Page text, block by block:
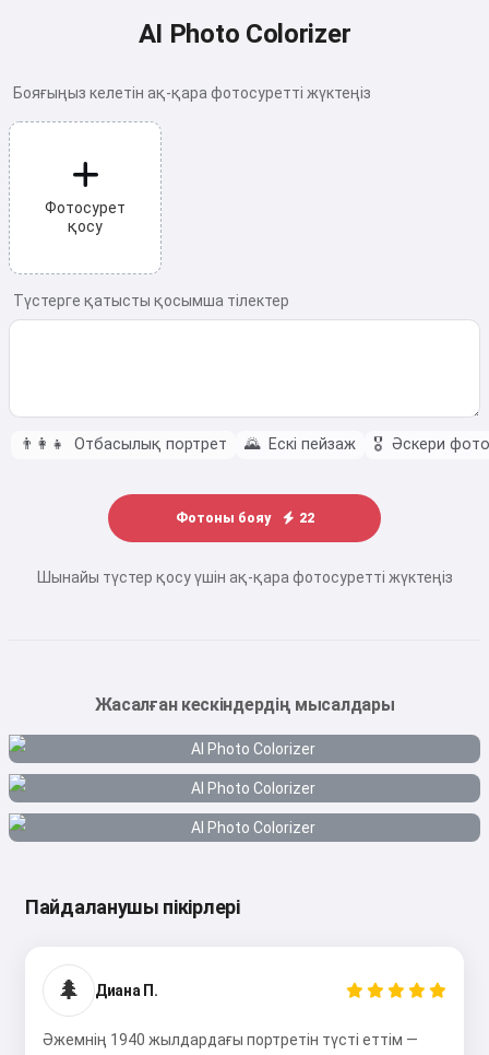
AI Photo Colorizer
Бояғыңыз келетін ақ-қара фотосуретті жүктеңіз
Фотосурет
қосу
Түстерге қатысты қосымша тілектер
👨‍👩‍👧 Отбасылық портрет 🌄 Ескі пейзаж 🎖️ Әскери фото
Фотоны бояу 22
Шынайы түстер қосу үшін ақ-қара фотосуретті жүктеңіз
Жасалған кескіндердің мысалдары
Пайдаланушы пікірлері
🌲 Диана П.
Әжемнің 1940 жылдардағы портретін түсті еттім —